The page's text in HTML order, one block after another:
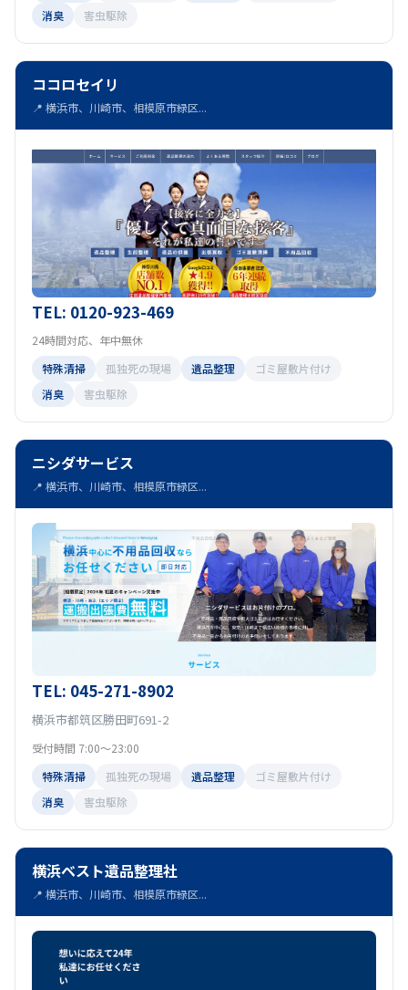
消臭
害虫駆除
ココロセイリ
📍 横浜市、川崎市、相模原市緑区...
TEL: 0120-923-469
24時間対応、年中無休
特殊清掃
孤独死の現場 遺品整理
ゴミ屋敷片付け
消臭
害虫駆除
ニシダサービス
📍 横浜市、川崎市、相模原市緑区...
TEL: 045-271-8902
横浜市都筑区勝田町691-2
受付時間 7:00〜23:00
特殊清掃
孤独死の現場 遺品整理
ゴミ屋敷片付け
消臭
害虫駆除
横浜ベスト遺品整理社
📍 横浜市、川崎市、相模原市緑区...